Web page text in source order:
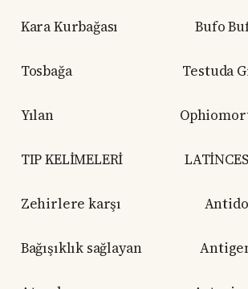
Kara Kurbağası Bufo
Tosbağa Testuda
Yılan
TIP KELİMELERİ
Zehirlere karşı
Bağışıklık sağlayan